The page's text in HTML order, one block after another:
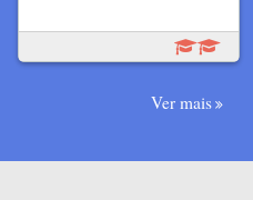
Ver mais